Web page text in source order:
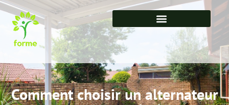
Comment choisir un alternateur